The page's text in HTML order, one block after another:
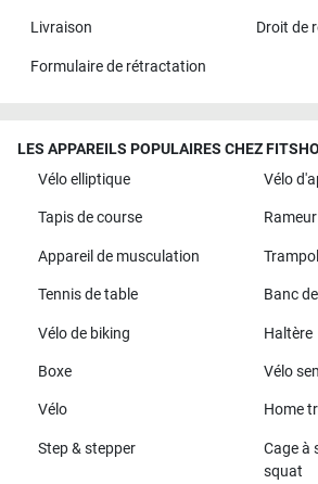
Livraison Droit de
Formulaire de rétractation
LES APPAREILS POPULAIRES CHEZ
Vélo elliptique
Vélo
Tapis de course Rameur
Appareil de musculation
Tennis de table Banc
Vélo de biking Haltère
Boxe Vélo
Vélo Home
Step & stepper
Cage à
squat